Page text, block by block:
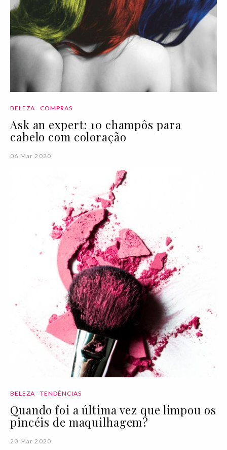
BELEZA COMPRAS
Ask an expert: 10 champôs para
cabelo com coloração
06 Mar 2020
BELEZA TENDÊNCIAS
Quando foi a última vez que limpou os
pincéis de maquilhagem?
20 Mar 2020